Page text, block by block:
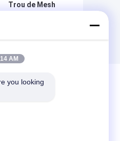
Trou de Mesh
pour le joint
AM
you looking